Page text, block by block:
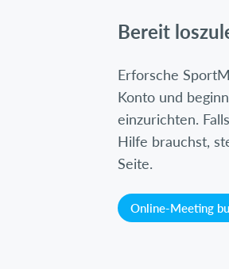
Bereit
Erforsche
Konto und
einzurichten.
Hilfe brauchst,
Seite.
Online-Meeting